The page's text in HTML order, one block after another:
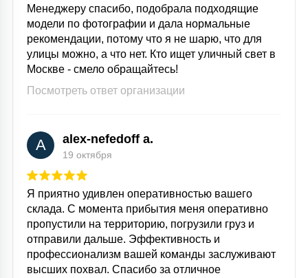
Менеджеру спасибо, подобрала подходящие
модели по фотографии и дала нормальные
рекомендации, потому что я не шарю, что для
улицы можно, а что нет. Кто ищет уличный свет в
Москве - смело обращайтесь!
Посмотреть ответ организации
A alex-nefedoff a.
19 октября
Я приятно удивлен оперативностью вашего
склада. С момента прибытия меня оперативно
пропустили на территорию, погрузили груз и
отправили дальше. Эффективность и
профессионализм вашей команды заслуживают
высших похвал. Спасибо за отличное